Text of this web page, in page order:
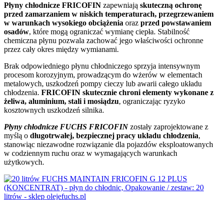
Płyny chłodnicze FRICOFIN zapewniają skuteczną ochronę
przed zamarzaniem w niskich temperaturach, przegrzewaniem
w warunkach wysokiego obciążenia oraz przed powstawaniem
osadów, które mogą ograniczać wymianę ciepła. Stabilność
chemiczna płynu pozwala zachować jego właściwości ochronne
przez cały okres między wymianami.
Brak odpowiedniego płynu chłodniczego sprzyja intensywnym
procesom korozyjnym, prowadzącym do wżerów w elementach
metalowych, uszkodzeń pompy cieczy lub awarii całego układu
chłodzenia. FRICOFIN skutecznie chroni elementy wykonane z
żeliwa, aluminium, stali i mosiądzu, ograniczając ryzyko
kosztownych uszkodzeń silnika.
Płyny chłodnicze FUCHS FRICOFIN zostały zaprojektowane z
myślą o długotrwałej, bezpiecznej pracy układu chłodzenia,
stanowiąc niezawodne rozwiązanie dla pojazdów eksploatowanych
w codziennym ruchu oraz w wymagających warunkach
użytkowych.